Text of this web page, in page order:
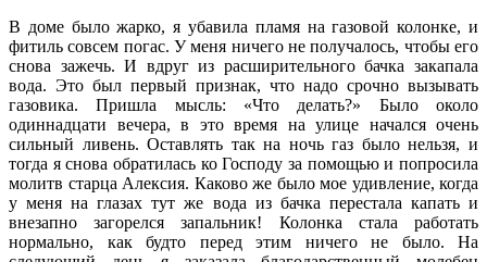
В доме было жарко, я убавила пламя на газовой колонке, и
фитиль совсем погас. У меня ничего не получалось, чтобы его
снова зажечь. И вдруг из расширительного бачка закапала
вода. Это был первый признак, что надо срочно вызывать
газовика. Пришла мысль: «Что делать?» Было около
одиннадцати вечера, в это время на улице начался очень
сильный ливень. Оставлять так на ночь газ было нельзя, и
тогда я снова обратилась ко Господу за помощью и попросила
молитв старца Алексия. Каково же было мое удивление, когда
у меня на глазах тут же вода из бачка перестала капать и
внезапно загорелся запальник! Колонка стала работать
нормально, как будто перед этим ничего не было. На